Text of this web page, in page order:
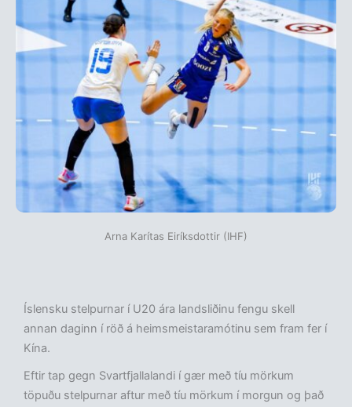
Arna Karítas Eiríksdottir (IHF)
Íslensku stelpurnar í U20 ára landsliðinu fengu skell
annan daginn í röð á heimsmeistaramótinu sem fram fer í
Kína.
Eftir tap gegn Svartfjallalandi í gær með tíu mörkum
töpuðu stelpurnar aftur með tíu mörkum í morgun og það